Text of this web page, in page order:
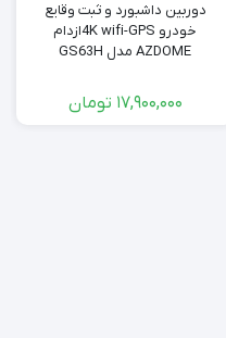
دوربین داشبورد و ثبت وقایع
خودرو 4K wifi-GPSازدام
AZDOME مدل GS63H
17,900,000 تومان